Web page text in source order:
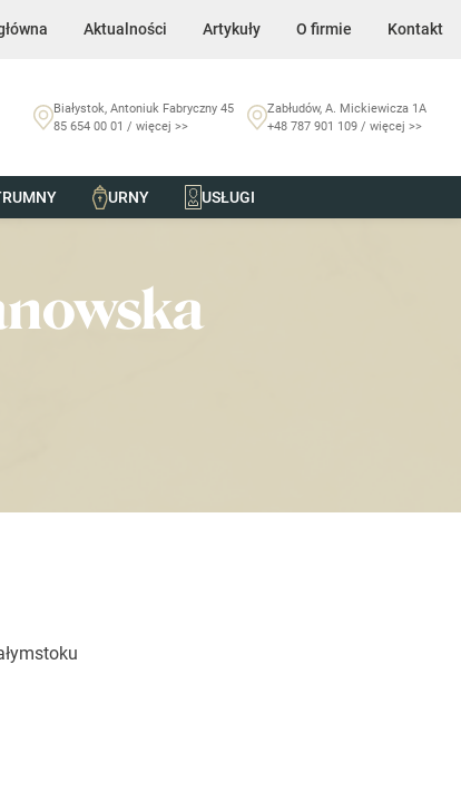
Aktualności Artykuły O firmie Kontakt
Białystok, Antoniuk Fabryczny 45
85 654 00 01 / więcej >>
Zabłudów, A. Mickiewicza 1A
+48 787 901 109 / więcej >>
URNY USŁUGI